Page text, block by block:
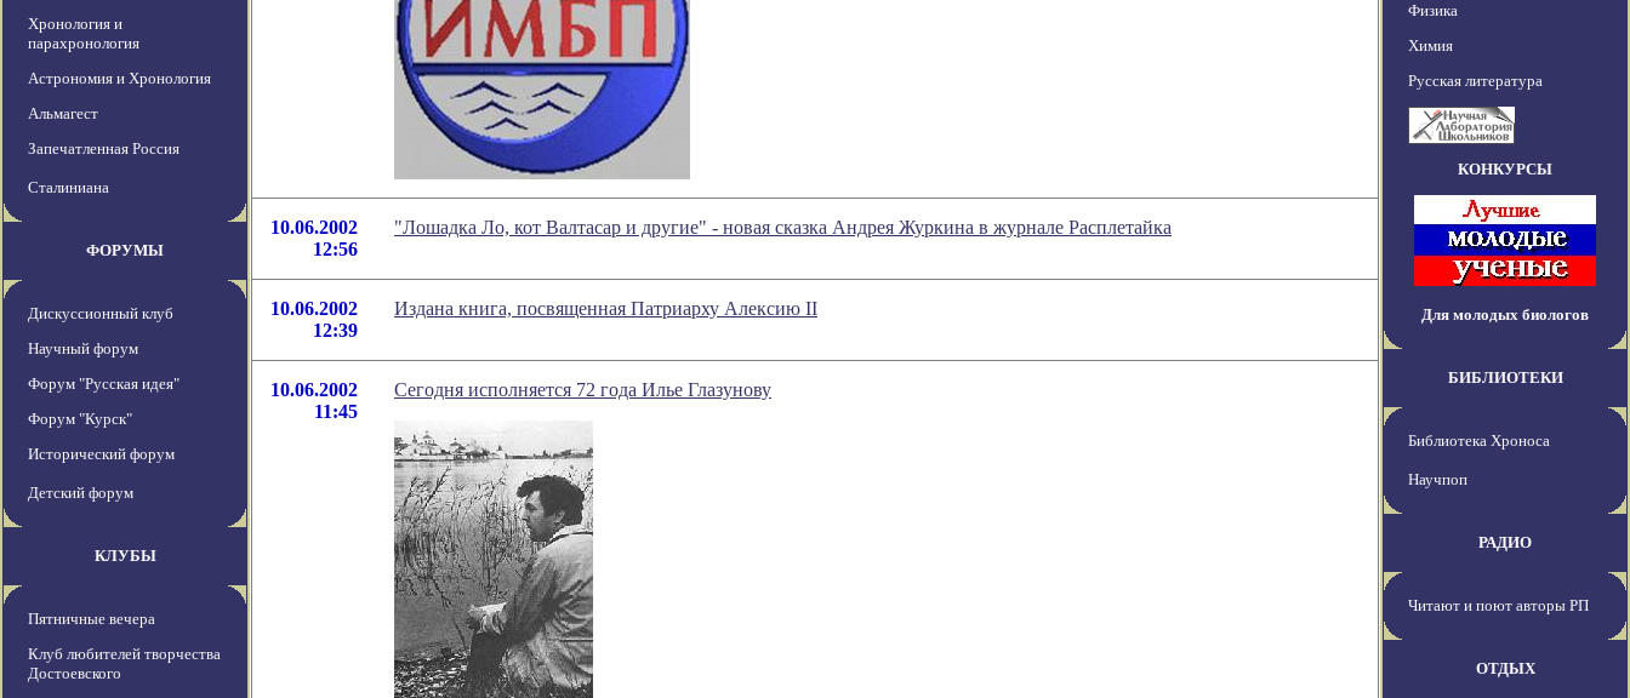
Хронология и
парахронология
Астрономия и Хронология
Альмагест
Запечатленная Россия
Сталиниана
ФОРУМЫ
Дискуссионный клуб
Научный форум
Форум "Русская идея"
Форум "Курск"
Исторический форум
Детский форум
КЛУБЫ
Пятничные вечера
Клуб любителей творчества
Достоевского
10.06.2002
12:56
"Лошадка Ло, кот Валтасар и другие" - новая сказка Андрея Журкина в журнале Расплетайка
10.06.2002
12:39
Издана книга, посвященная Патриарху Алексию II
10.06.2002
11:45
Сегодня исполняется 72 года Илье Глазунову
Физика
Химия
Русская литература
КОНКУРСЫ
Для молодых биологов
БИБЛИОТЕКИ
Библиотека Хроноса
Научпоп
РАДИО
Читают и поют авторы РП
ОТДЫХ